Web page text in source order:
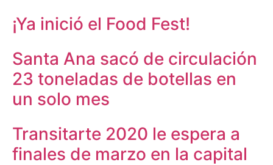
¡Ya inició el Food Fest!
Santa Ana sacó de circulación
23 toneladas de botellas en
un solo mes
Transitarte 2020 le espera a
finales de marzo en la capital